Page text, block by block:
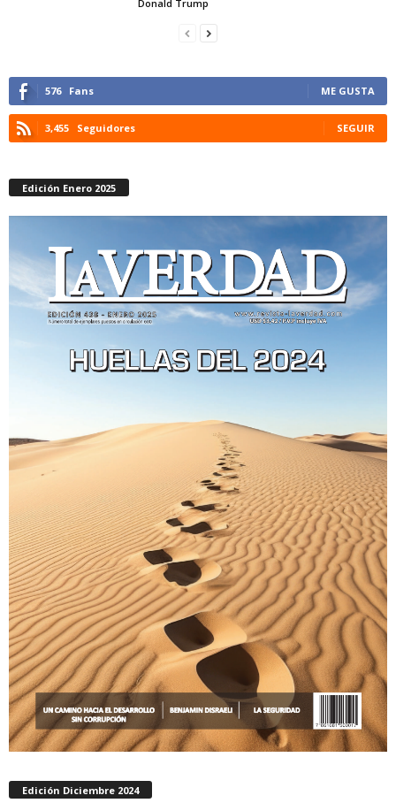
Donald Trump
576 Fans ME GUSTA
3,455 Seguidores SEGUIR
Edición Enero 2025
Edición Diciembre 2024